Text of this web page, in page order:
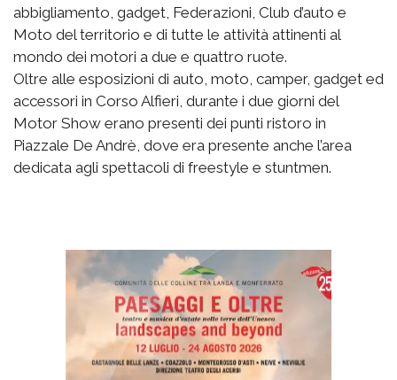
abbigliamento, gadget, Federazioni, Club d’auto e
Moto del territorio e di tutte le attività attinenti al
mondo dei motori a due e quattro ruote.
Oltre alle esposizioni di auto, moto, camper, gadget ed
accessori in Corso Alfieri, durante i due giorni del
Motor Show erano presenti dei punti ristoro in
Piazzale De Andrè, dove era presente anche l’area
dedicata agli spettacoli di freestyle e stuntmen.